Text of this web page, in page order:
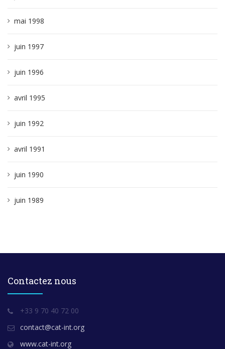
mai 1998
juin 1997
juin 1996
avril 1995
juin 1992
avril 1991
juin 1990
juin 1989
Contactez nous
+33 9 70 40 72 00
contact@cat-int.org
www.cat-int.org